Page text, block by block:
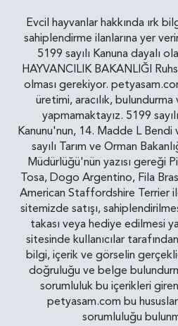
Evcil hayvanlar hakkında ırk
sahiplendirme ilanlarına yer
5199 sayılı Kanuna dayalı
HAYVANCILIK BAKANLIĞI
olması gerekiyor.
üretimi, aracılık,
yapmamaktayız. 5199
Kanunu'nun, 14. Madde L
sayılı Tarım ve Orman
Müdürlüğü'nün yazısı gereği
Tosa, Dogo Argentino, Fila
American Staffordshire Terrier
sitemizde satışı,
takası veya hediye edilmesi
sitesinde kullanıcılar
bilgi, içerik ve görselin
doğruluğu ve belge
sorumluluk bu içerikleri
petyasam.com bu
sorumluluğu